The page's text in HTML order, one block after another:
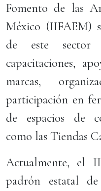
Fomento de las
México (IIFAEM)
de este sector
capacitaciones,
marcas,
participación en
de espacios de
como las Tiendas
Actualmente, el
padrón estatal